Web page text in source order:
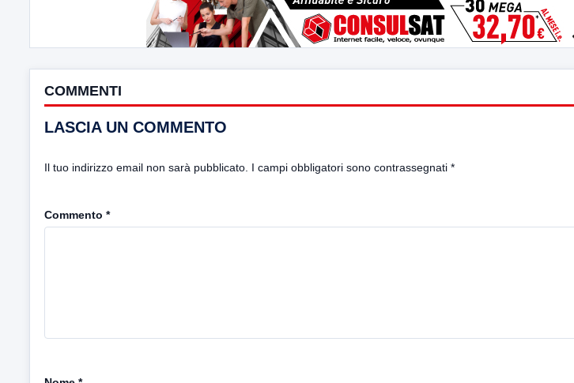
COMMENTI
LASCIA UN COMMENTO
Il tuo indirizzo email non sarà pubblicato. I campi obbligatori sono contrassegnati *
Commento *